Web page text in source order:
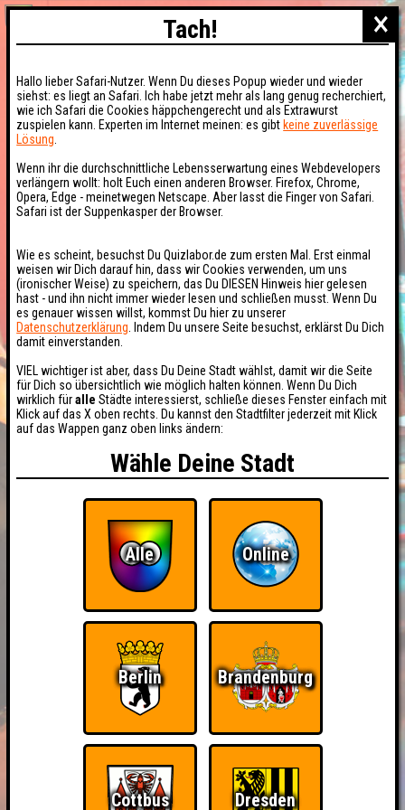
×
Tach!
Hallo lieber Safari-Nutzer. Wenn Du dieses Popup wieder und wieder
siehst: es liegt an Safari. Ich habe jetzt mehr als lang genug recherchiert,
wie ich Safari die Cookies häppchengerecht und als Extrawurst
zuspielen kann. Experten im Internet meinen: es gibt keine zuverlässige
Lösung
Wenn ihr die durchschnittliche Lebensserwartung eines Webdevelopers
verlängern wollt: holt Euch einen anderen Browser. Firefox, Chrome,
Opera, Edge - meinetwegen Netscape. Aber lasst die Finger von Safari.
Safari ist der Suppenkasper der Browser.
Wie es scheint, besuchst Du Quizlabor.de zum ersten Mal. Erst einmal
weisen wir Dich darauf hin, dass wir Cookies verwenden, um uns
(ironischer Weise) zu speichern, das Du DIESEN Hinweis hier gelesen
hast - und ihn nicht immer wieder lesen und schließen musst. Wenn Du
es genauer wissen willst, kommst Du hier zu unserer
Datenschutzerklärung . Indem Du unsere Seite besuchst, erklärst Du Dich
damit einverstanden.
VIEL wichtiger ist aber, dass Du Deine Stadt wählst, damit wir die Seite
für Dich so übersichtlich wie möglich halten können. Wenn Du Dich
wirklich füralle Städte interessierst, schließe dieses Fenster einfach mit
Klick auf das X oben rechts. Du kannst den Stadtfilter jederzeit mit Klick
auf das Wappen ganz oben links ändern:
Wähle Deine Stadt
Alle Online
Berlin Brandenburg
Cottbus Dresden